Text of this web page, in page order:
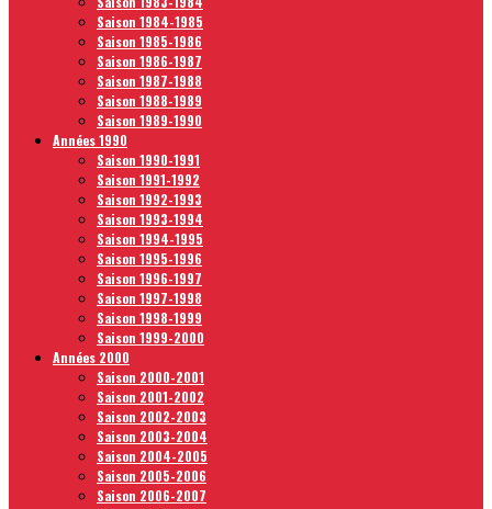
Saison 1984-1985
Saison 1985-1986
Saison 1986-1987
Saison 1987-1988
Saison 1988-1989
Saison 1989-1990
Années 1990
Saison 1990-1991
Saison 1991-1992
Saison 1992-1993
Saison 1993-1994
Saison 1994-1995
Saison 1995-1996
Saison 1996-1997
Saison 1997-1998
Saison 1998-1999
Saison 1999-2000
Années 2000
Saison 2000-2001
Saison 2001-2002
Saison 2002-2003
Saison 2003-2004
Saison 2004-2005
Saison 2005-2006
Saison 2006-2007